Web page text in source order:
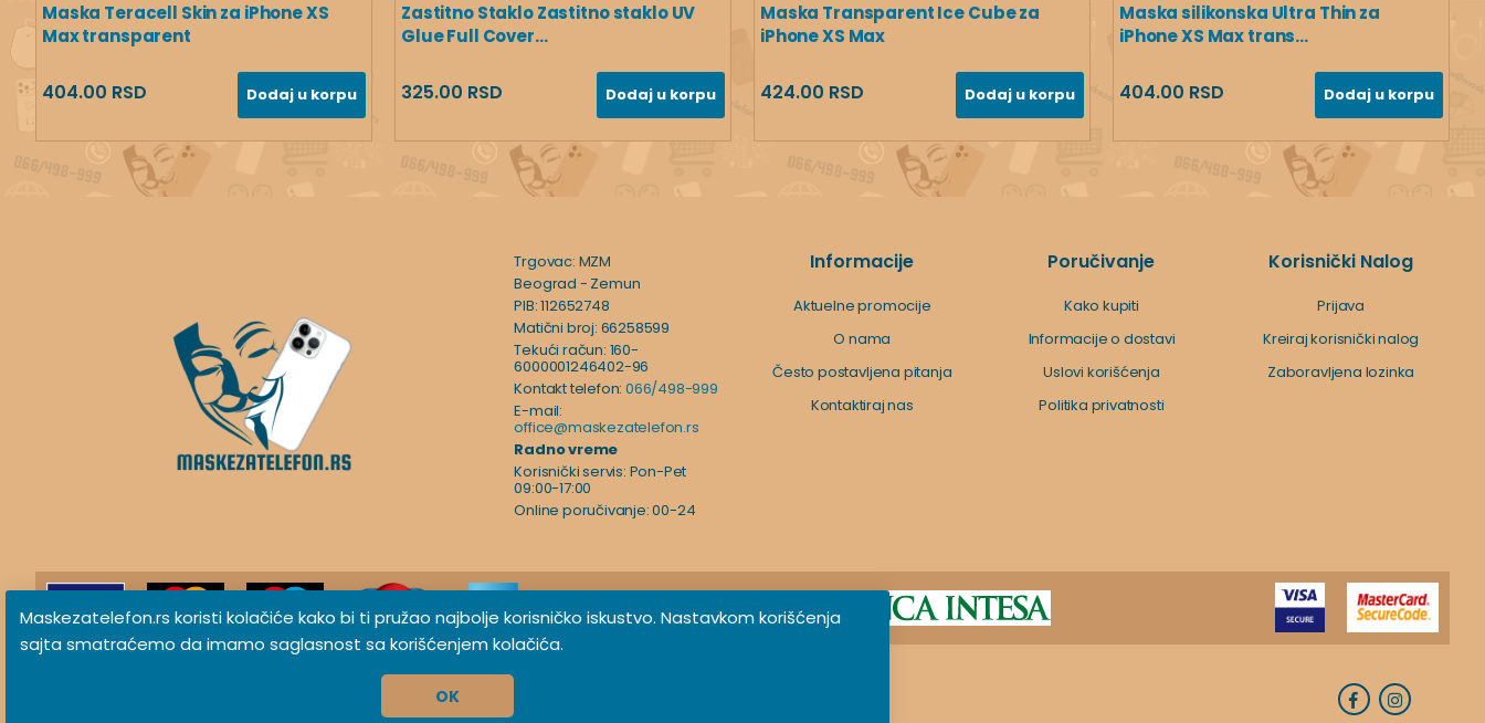
Maskezatelefon.rs koristi kolačiće kako bi ti pružao najbolje korisničko iskustvo. Nastavkom korišćenja
sajta smatraćemo da imamo saglasnost sa korišćenjem kolačića.
OK
Maska Teracell Skin za iPhone XS
Max transparent
404.00 RSD Dodaj u korpu
Zastitno Staklo Zastitno staklo UV
Glue Full Cover...
325.00 RSD Dodaj u korpu
Maska Transparent Ice Cube za
iPhone XS Max
424.00 RSD Dodaj u korpu
Maska silikonska Ultra Thin za
iPhone XS Max trans...
404.00 RSD Dodaj u korpu
Trgovac: MZM
Beograd - Zemun
PIB: 112652748
Matični broj: 66258599
Tekući račun: 160-
6000001246402-96
Kontakt telefon:066/498-999
E-mail:
office@maskezatelefon.rs
Radno vreme
Korisnički servis: Pon-Pet
09:00-17:00
Online poručivanje: 00-24
Informacije
Aktuelne promocije
O nama
Često postavljena pitanja
Kontaktiraj nas
Poručivanje
Kako kupiti
Informacije o dostavi
Uslovi korišćenja
Politika privatnosti
Korisnički Nalog
Prijava
Kreiraj korisnički nalog
Zaboravljena lozinka